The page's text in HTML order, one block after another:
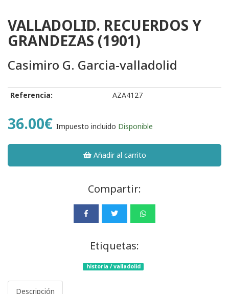
VALLADOLID. RECUERDOS Y
GRANDEZAS (1901)
Casimiro G. Garcia-valladolid
Referencia: AZA4127
36.00€ Impuesto incluido Disponible
Añadir al carrito
Compartir:
Etiquetas:
historia / valladolid
Descripción